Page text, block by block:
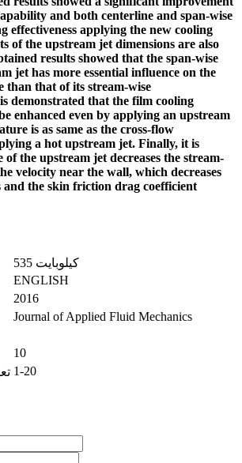
and both centerline and span-wise
effectiveness applying the new cooling
of the upstream jet dimensions are also
results showed that the span-wise
jet has more essential influence on the
than that of its stream-wise
demonstrated that the film cooling
enhanced even by applying an upstream
is as same as the cross-flow
a hot upstream jet. Finally, it is
of the upstream jet decreases the stream-
velocity near the wall, which decreases
and the skin friction drag coefficient
535 کیلوبایت
ENGLISH
2016
Journal of Applied Fluid Mechanics
10
1-20